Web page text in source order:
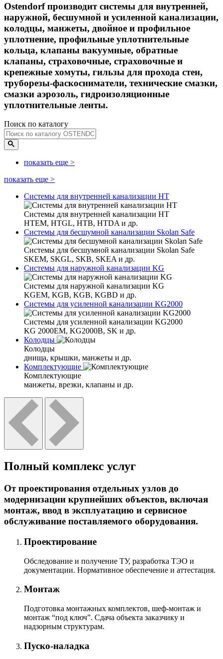
Ostendorf производит системы для внутренней,
наружной, бесшумной и усиленной канализации,
колодцы, манжеты, двойное и профильное
уплотнение, профильные уплотнительные
кольца, клапаны вакуумные, обратные
клапаны, страховочные, страховочные и
крепежные хомуты, гильзы для прохода стен,
труборезы-фаскосниматели, технические смазки,
смазки аэрозоль, гидроизоляционные
уплотнительные ленты.
Поиск по каталогу
показать еще >
показать еще >
Системы для внутренней канализации HT
Системы для внутренней канализации HT
HTEM, HTGL, HTB, HTDA и др.
Системы для бесшумной канализации Skolan Safe
Системы для бесшумной канализации Skolan Safe
SKEM, SKGL, SKB, SKEA и др.
Системы для наружной канализации KG
Системы для наружной канализации KG
KGEM, KGB, KGB, KGBD и др.
Системы для усиленной канализации KG2000
Системы для усиленной канализации KG2000
KG 2000EM, KG2000B, SK и др.
Колодцы
Колодцы
днища, крышки, манжеты и др.
Комплектующие
Комплектующие
манжеты, врезки, клапаны и др.
Полный комплекс услуг
От проектирования отдельных узлов до
модернизации крупнейших объектов, включая
монтаж, ввод в эксплуатацию и сервисное
обслуживание поставляемого оборудования.
Проектирование
Обследование и получение ТУ, разработка ТЭО и
документации. Нормативное обеспечение и аттестация.
Монтаж
Подготовка монтажных комплектов, шеф-монтаж и
монтаж “под ключ”. Сдача объекта заказчику и
надзорным структурам.
Пуско-наладка